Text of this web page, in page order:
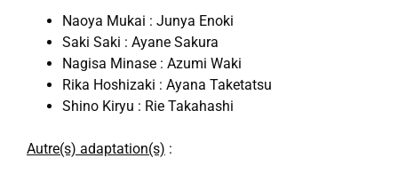
Naoya Mukai : Junya Enoki
Saki Saki : Ayane Sakura
Nagisa Minase : Azumi Waki
Rika Hoshizaki : Ayana Taketatsu
Shino Kiryu : Rie Takahashi
Autre(s) adaptation(s) :